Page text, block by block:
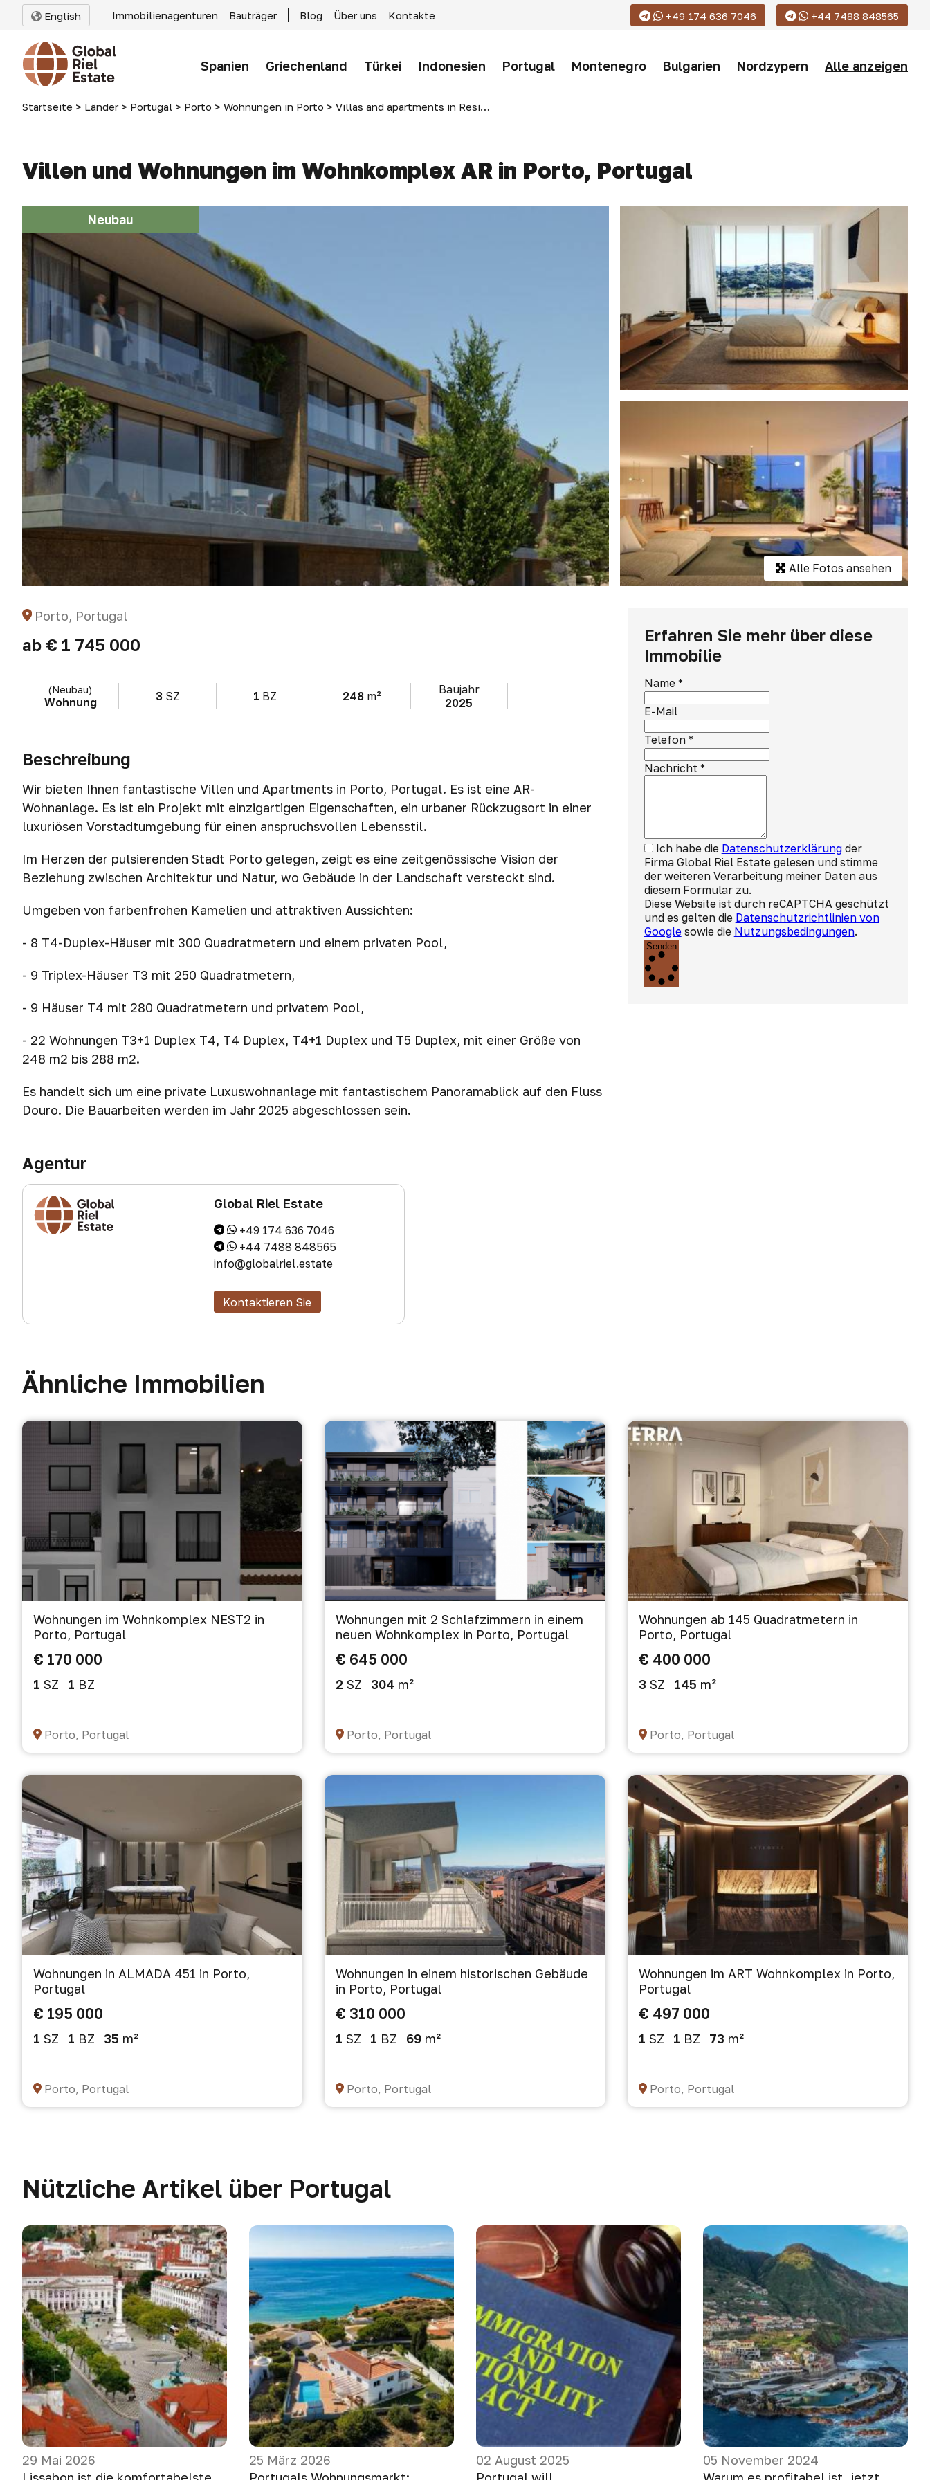
English Immobilienagenturen Bauträger Blog Über uns Kontakte +49 174 636 7046 +44 7488 848565
Spanien Griechenland Türkei Indonesien Portugal Montenegro Bulgarien Nordzypern Alle anzeigen
Startseite > Länder > Portugal > Porto > Wohnungen in Porto > Villas and apartments in Residential Complex AR in Porto, Portugal
Villen und Wohnungen im Wohnkomplex AR in Porto, Portugal
Neubau
Alle Fotos ansehen
Porto, Portugal
ab € 1 745 000
(Neubau)
Wohnung 3 SZ 1 BZ 248 m²
Baujahr
2025
Beschreibung
Wir bieten Ihnen fantastische Villen und Apartments in Porto, Portugal. Es ist eine AR-
Wohnanlage. Es ist ein Projekt mit einzigartigen Eigenschaften, ein urbaner Rückzugsort in einer
luxuriösen Vorstadtumgebung für einen anspruchsvollen Lebensstil.
Im Herzen der pulsierenden Stadt Porto gelegen, zeigt es eine zeitgenössische Vision der
Beziehung zwischen Architektur und Natur, wo Gebäude in der Landschaft versteckt sind.
Umgeben von farbenfrohen Kamelien und attraktiven Aussichten:
- 8 T4-Duplex-Häuser mit 300 Quadratmetern und einem privaten Pool,
- 9 Triplex-Häuser T3 mit 250 Quadratmetern,
- 9 Häuser T4 mit 280 Quadratmetern und privatem Pool,
- 22 Wohnungen T3+1 Duplex T4, T4 Duplex, T4+1 Duplex und T5 Duplex, mit einer Größe von
248 m2 bis 288 m2.
Es handelt sich um eine private Luxuswohnanlage mit fantastischem Panoramablick auf den Fluss
Douro. Die Bauarbeiten werden im Jahr 2025 abgeschlossen sein.
Agentur
Global Riel Estate
+49 174 636 7046
+44 7488 848565
info@globalriel.estate
Kontaktieren Sie
den Makler
Erfahren Sie mehr über diese
Immobilie
Name*
E-Mail
Telefon*
Nachricht *
Ich habe die Datenschutzerklärungder
Firma Global Riel Estate gelesen und stimme
der weiteren Verarbeitung meiner Daten aus
diesem Formular zu.
Diese Website ist durch reCAPTCHA geschützt
und es gelten die Datenschutzrichtlinien von
Googlesowie die Nutzungsbedingungen.
Senden
Ähnliche Immobilien
Wohnungen im Wohnkomplex NEST2 in
Porto, Portugal
€ 170 000
1 SZ 1 BZ
Porto, Portugal
Wohnungen mit 2 Schlafzimmern in einem
neuen Wohnkomplex in Porto, Portugal
€ 645 000
2 SZ 304 m²
Porto, Portugal
Wohnungen ab 145 Quadratmetern in
Porto, Portugal
€ 400 000
3 SZ 145 m²
Porto, Portugal
Wohnungen in ALMADA 451 in Porto,
Portugal
€ 195 000
1 SZ 1 BZ 35 m²
Porto, Portugal
Wohnungen in einem historischen Gebäude
in Porto, Portugal
€ 310 000
1 SZ 1 BZ 69 m²
Porto, Portugal
Wohnungen im ART Wohnkomplex in Porto,
Portugal
€ 497 000
1 SZ 1 BZ 73 m²
Porto, Portugal
Nützliche Artikel über Portugal
29 Mai 2026
25 März 2026
02 August 2025
05 November 2024